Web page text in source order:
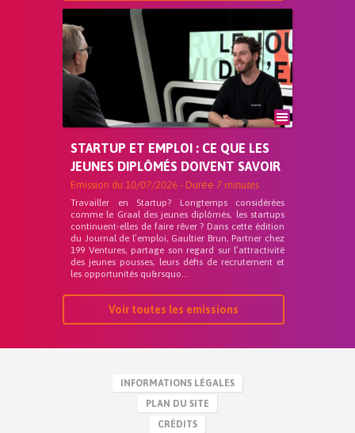
STARTUP ET EMPLOI : CE QUE LES
JEUNES DIPLÔMÉS DOIVENT SAVOIR
Emission du 10/07/2026 - Durée 7 minutes
Travailler en Startup? Longtemps considérées
comme le Graal des jeunes diplômés, les startups
continuent-elles de faire rêver ? Dans cette édition
du Journal de l’emploi, Gaultier Brun, Partner chez
199 Ventures, partage son regard sur l’attractivité
des jeunes pousses, leurs défis de recrutement et
les opportunités qu&rsquo...
Voir toutes les emissions
INFORMATIONS LÉGALES
PLAN DU SITE
CRÉDITS